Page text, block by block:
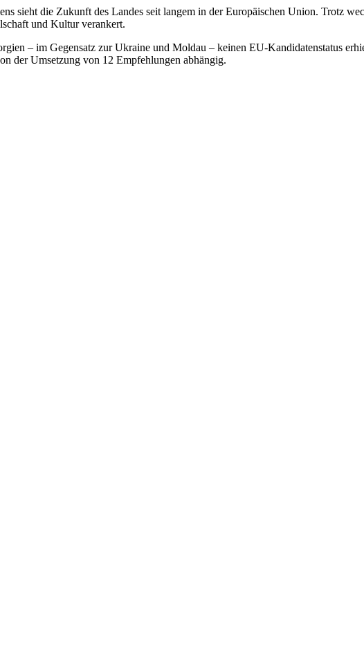
sieht die Zukunft des Landes seit langem in der Europäi­schen Union. Trotz
und Kultur verankert.
– im Gegensatz zur Ukraine und Moldau – keinen EU-Kandi­da­ten­status
der Umsetzung von 12 Empfeh­lungen abhängig.